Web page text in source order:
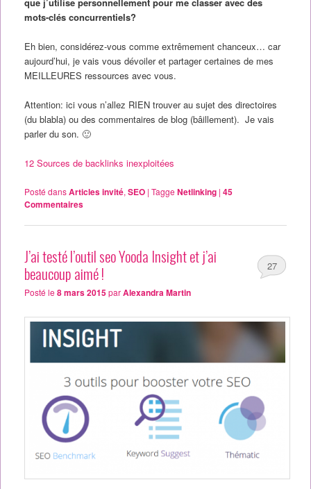
mots-clés concurrentiels?
Eh bien, considérez-vous comme extrêmement chanceux… car
aujourd’hui, je vais vous dévoiler et partager certaines de mes
MEILLEURES ressources avec vous.
Attention: ici vous n’allez RIEN trouver au sujet des directoires
(du blabla) ou des commentaires de blog (bâillement). Je vais
parler du son. 🙂
12 Sources de backlinks inexploitées
Posté dansArticles invité, SEO | Tagge Netlinking | 45
Commentaires
J’ai testé l’outil seo Yooda Insight et j’ai
beaucoup aimé !
Posté le 8 mars 2015parAlexandra Martin
27